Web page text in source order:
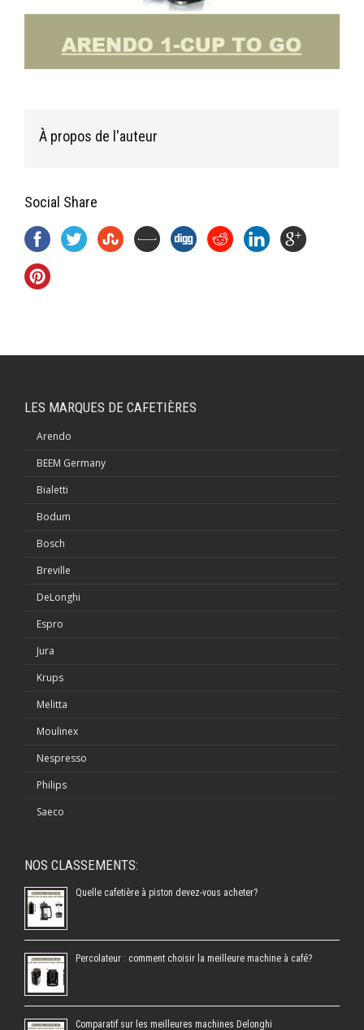
À propos de l'auteur
Social Share
LES MARQUES DE CAFETIÈRES
Arendo
BEEM Germany
Bialetti
Bodum
Bosch
Breville
DeLonghi
Espro
Jura
Krups
Melitta
Moulinex
Nespresso
Philips
Saeco
NOS CLASSEMENTS:
Quelle cafetière à piston devez-vous acheter?
Percolateur : comment choisir la meilleure machine à café?
Comparatif sur les meilleures machines Delonghi